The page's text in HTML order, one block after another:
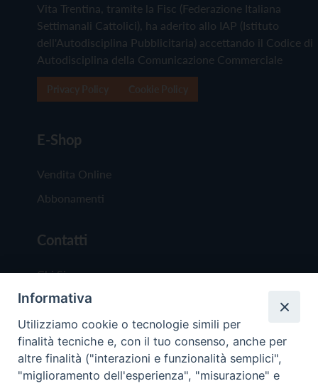
Vita Trentina, tramite la Fisc (Federazione Italiana
Settimanali Cattolici), ha aderito allo IAP (Istituto
dell'Autodisciplina Pubblicitaria) accettando il Codice di
Autodisciplina della Comunicazione Commerciale
E-Shop
Vendita Online
Abbonamenti
Contatti
Chi Siamo
Redazione
Scrivici
Informativa
Utilizziamo cookie o tecnologie simili per
finalità tecniche e, con il tuo consenso, anche per
altre finalità ("interazioni e funzionalità semplici",
"miglioramento dell'esperienza", "misurazione" e